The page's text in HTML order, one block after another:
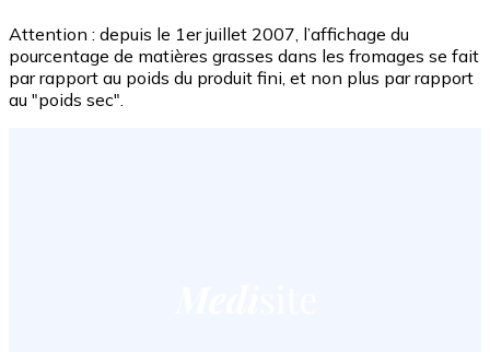
Attention : depuis le 1er juillet 2007, l’affichage du
pourcentage de matières grasses dans les fromages se fait
par rapport au poids du produit fini, et non plus par rapport
au "poids sec".